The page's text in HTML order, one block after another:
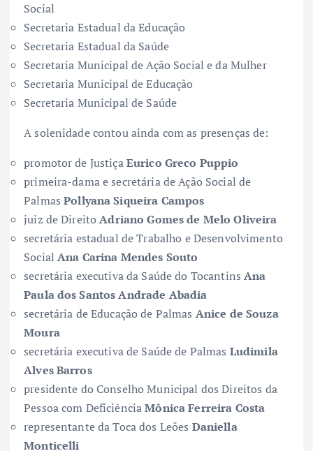
Social
Secretaria Estadual da Educação
Secretaria Estadual da Saúde
Secretaria Municipal de Ação Social e da Mulher
Secretaria Municipal de Educação
Secretaria Municipal de Saúde
A solenidade contou ainda com as presenças de:
promotor de JustiçaEurico Greco Puppio
primeira-dama e secretária de Ação Social de
PalmasPollyana Siqueira Campos
juiz de DireitoAdriano Gomes de Melo Oliveira
secretária estadual de Trabalho e Desenvolvimento
SocialAna Carina Mendes Souto
secretária executiva da Saúde do TocantinsAna
Paula dos Santos Andrade Abadia
secretária de Educação de Palmas Anice de Souza
Moura
secretária executiva de Saúde de Palmas Ludimila
Alves Barros
presidente do Conselho Municipal dos Direitos da
Pessoa com DeficiênciaMônica Ferreira Costa
representante da Toca dos Leões Daniella
Monticelli